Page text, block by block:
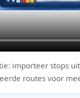
importeer stops
routes voor